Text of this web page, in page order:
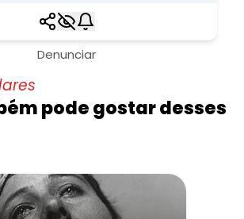
Denunciar
pode gostar desses